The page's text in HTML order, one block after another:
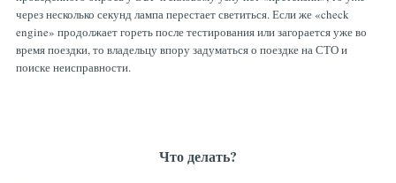
через несколько секунд лампа перестает светиться. Если же «check
engine» продолжает гореть после тестирования или загорается уже во
время поездки, то владельцу впору задуматься о поездке на СТО и
поиске неисправности.
Что делать?